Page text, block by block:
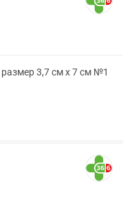
3,7 см х 7 см №1